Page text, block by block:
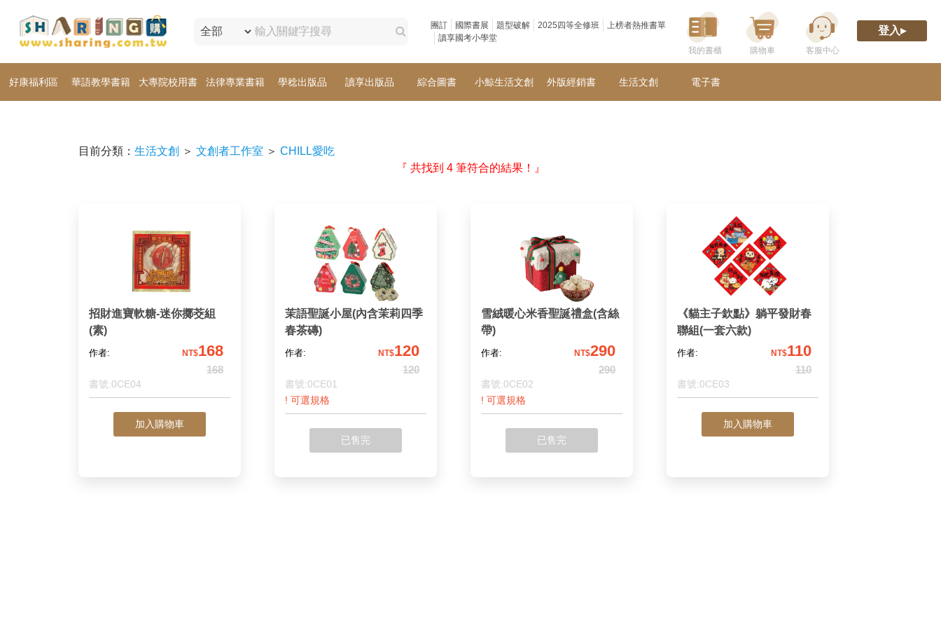
團訂 國際書展 題型破解 2025四等全修班
上榜者熱推書單
讀享國考小學堂
登入▸
好康福利區 華語教學書籍 大專院校用書 法律專業書籍 學稔出版品 讀享出版品 綜合圖書 小鯨生活文創 外版經銷書 生活文創 電子書
目前分類： 生活文創 ＞ 文創者工作室 ＞ CHILL愛吃
『 共找到 4 筆符合的結果！』
招財進寶軟糖-迷你擲茭組
(素)
作者: NT$168
168
書號:0CE04
加入購物車
茉語聖誕小屋(內含茉莉四季
春茶磚)
作者: NT$120
120
書號:0CE01
! 可選規格
已售完
雪絨暖心米香聖誕禮盒(含絲
帶)
作者: NT$290
290
書號:0CE02
! 可選規格
已售完
《貓主子欽點》躺平發財春
聯組(一套六款)
作者: NT$110
110
書號:0CE03
加入購物車